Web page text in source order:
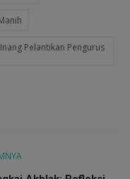
Pelantikan Pengurus